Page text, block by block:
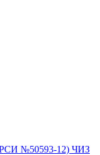
№50593-12) ЧИЗ